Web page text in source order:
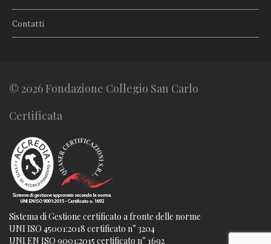
Contatti
© 2026 Fondazione Collegio San Carlo
Certificata
Sistema di Gestione certificato a fronte delle norme
UNI ISO 45001:2018 certificato n° 3204
UNI EN ISO 9001:2015 certificato n° 1692